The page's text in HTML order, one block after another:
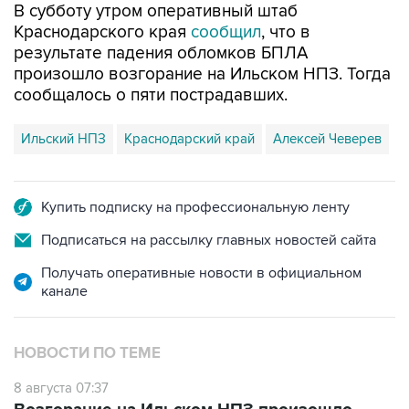
В субботу утром оперативный штаб
Краснодарского края сообщил, что в
результате падения обломков БПЛА
произошло возгорание на Ильском НПЗ. Тогда
сообщалось о пяти пострадавших.
Ильский НПЗ Краснодарский край Алексей Чеверев
Купить подписку на профессиональную ленту
Подписаться на рассылку главных новостей сайта
Получать оперативные новости в официальном
канале
НОВОСТИ ПО ТЕМЕ
8 августа 07:37